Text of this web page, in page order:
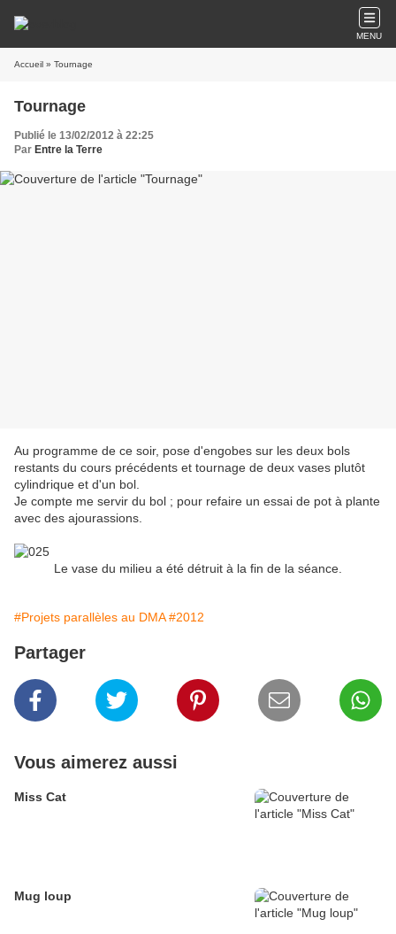
MENU
Accueil » Tournage
Tournage
Publié le 13/02/2012 à 22:25
Par Entre la Terre
Au programme de ce soir, pose d'engobes sur les deux bols
restants du cours précédents et tournage de deux vases plutôt
cylindrique et d'un bol.
Je compte me servir du bol ; pour refaire un essai de pot à plante
avec des ajourassions.
Le vase du milieu a été détruit à la fin de la séance.
#Projets parallèles au DMA #2012
Partager
Vous aimerez aussi
Miss Cat
Mug loup